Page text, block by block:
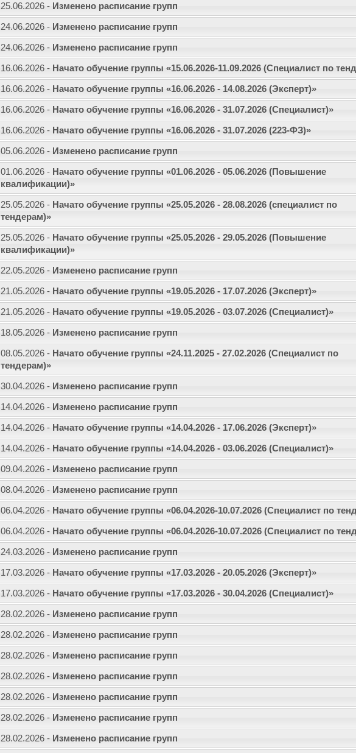
25.06.2026 - Изменено расписание групп
24.06.2026 - Изменено расписание групп
24.06.2026 - Изменено расписание групп
16.06.2026 - Начато обучение группы «15.06.2026-11.09.2026 (Специалист по
16.06.2026 - Начато обучение группы «16.06.2026 - 14.08.2026 (Эксперт)»
16.06.2026 - Начато обучение группы «16.06.2026 - 31.07.2026 (Специалист)»
16.06.2026 - Начато обучение группы «16.06.2026 - 31.07.2026 (223-ФЗ)»
05.06.2026 - Изменено расписание групп
01.06.2026 - Начато обучение группы «01.06.2026 - 05.06.2026 (Повышение
квалификации)»
25.05.2026 - Начато обучение группы «25.05.2026 - 28.08.2026 (специалист по
тендерам)»
25.05.2026 - Начато обучение группы «25.05.2026 - 29.05.2026 (Повышение
квалификации)»
22.05.2026 - Изменено расписание групп
21.05.2026 - Начато обучение группы «19.05.2026 - 17.07.2026 (Эксперт)»
21.05.2026 - Начато обучение группы «19.05.2026 - 03.07.2026 (Специалист)»
18.05.2026 - Изменено расписание групп
08.05.2026 - Начато обучение группы «24.11.2025 - 27.02.2026 (Специалист по
тендерам)»
30.04.2026 - Изменено расписание групп
14.04.2026 - Изменено расписание групп
14.04.2026 - Начато обучение группы «14.04.2026 - 17.06.2026 (Эксперт)»
14.04.2026 - Начато обучение группы «14.04.2026 - 03.06.2026 (Специалист)»
09.04.2026 - Изменено расписание групп
08.04.2026 - Изменено расписание групп
06.04.2026 - Начато обучение группы «06.04.2026-10.07.2026 (Специалист по
06.04.2026 - Начато обучение группы «06.04.2026-10.07.2026 (Специалист по
24.03.2026 - Изменено расписание групп
17.03.2026 - Начато обучение группы «17.03.2026 - 20.05.2026 (Эксперт)»
17.03.2026 - Начато обучение группы «17.03.2026 - 30.04.2026 (Специалист)»
28.02.2026 - Изменено расписание групп
28.02.2026 - Изменено расписание групп
28.02.2026 - Изменено расписание групп
28.02.2026 - Изменено расписание групп
28.02.2026 - Изменено расписание групп
28.02.2026 - Изменено расписание групп
28.02.2026 - Изменено расписание групп